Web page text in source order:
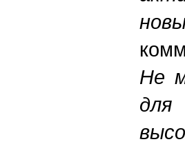
Не
для